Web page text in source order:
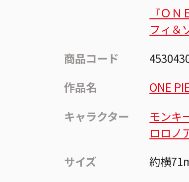
『Ｏ
フィ
商品コード
作品名
ONE
キャラクター
モンキ
ロロノ
サイズ
約横